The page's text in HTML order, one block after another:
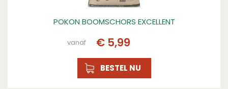
POKON BOOMSCHORS EXCELLENT
vanaf € 5,99
BESTEL NU